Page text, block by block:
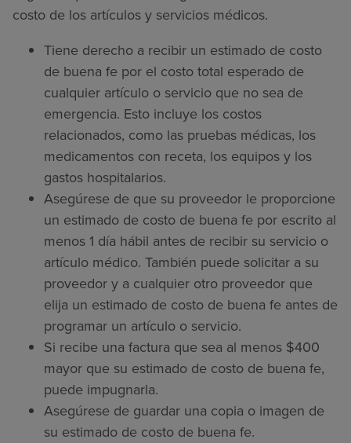
costo de los artículos y servicios médicos.
Tiene derecho a recibir un estimado de costo
de buena fe por el costo total esperado de
cualquier artículo o servicio que no sea de
emergencia. Esto incluye los costos
relacionados, como las pruebas médicas, los
medicamentos con receta, los equipos y los
gastos hospitalarios.
Asegúrese de que su proveedor le proporcione
un estimado de costo de buena fe por escrito al
menos 1 día hábil antes de recibir su servicio o
artículo médico. También puede solicitar a su
proveedor y a cualquier otro proveedor que
elija un estimado de costo de buena fe antes de
programar un artículo o servicio.
Si recibe una factura que sea al menos $400
mayor que su estimado de costo de buena fe,
puede impugnarla.
Asegúrese de guardar una copia o imagen de
su estimado de costo de buena fe.